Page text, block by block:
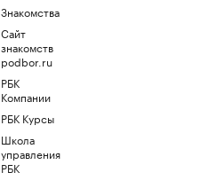
Знакомства
Сайт
знакомств
podbor.ru
РБК
Компании
РБК Курсы
Школа
управления
РБК